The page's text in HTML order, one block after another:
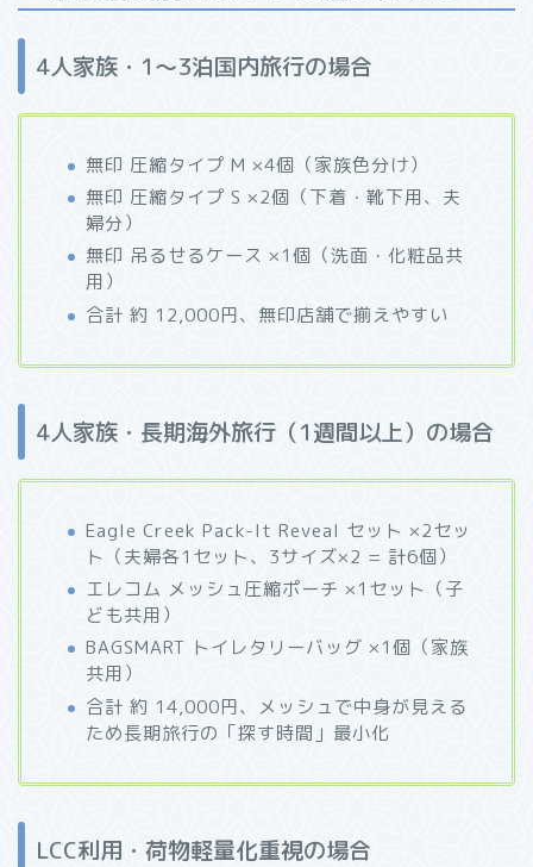
4人家族・1〜3泊国内旅行の場合
無印 圧縮タイプ M ×4個（家族色分け）
無印 圧縮タイプ S ×2個（下着・靴下用、夫
婦分）
無印 吊るせるケース ×1個（洗面・化粧品共
用）
合計 約 12,000円、無印店舗で揃えやすい
4人家族・長期海外旅行（1週間以上）の場合
Eagle Creek Pack-It Reveal セット ×2セッ
ト（夫婦各1セット、3サイズ×2 = 計6個）
エレコム メッシュ圧縮ポーチ ×1セット（子
ども共用）
BAGSMART トイレタリーバッグ ×1個（家族
共用）
合計 約 14,000円、メッシュで中身が見える
ため長期旅行の「探す時間」最小化
LCC利用・荷物軽量化重視の場合